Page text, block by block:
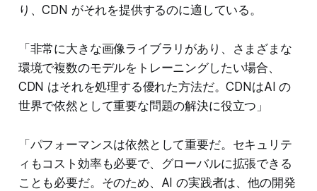
り、CDN がそれを提供するのに適している。
「非常に大きな画像ライブラリがあり、さまざまな
環境で複数のモデルをトレーニングしたい場合、
CDN はそれを処理する優れた方法だ。CDNはAI の
世界で依然として重要な問題の解決に役立つ」
「パフォーマンスは依然として重要だ。セキュリテ
ィもコスト効率も必要で、グローバルに拡張できる
ことも必要だ。そのため、AI の実践者は、他の開発